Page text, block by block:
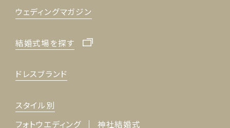
ウェディングマガジン
結婚式場を探す
ドレスブランド
スタイル別
フォトウエディング
神社結婚式